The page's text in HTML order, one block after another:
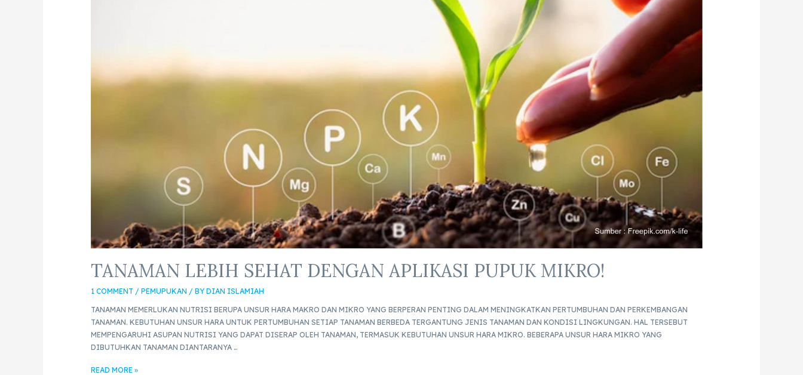
TANAMAN LEBIH SEHAT DENGAN APLIKASI PUPUK MIKRO!
1 COMMENT /PEMUPUKAN / BYDIAN ISLAMIAH
TANAMAN MEMERLUKAN NUTRISI BERUPA UNSUR HARA MAKRO DAN MIKRO YANG BERPERAN PENTING DALAM MENINGKATKAN PERTUMBUHAN DAN PERKEMBANGAN
TANAMAN. KEBUTUHAN UNSUR HARA UNTUK PERTUMBUHAN SETIAP TANAMAN BERBEDA TERGANTUNG JENIS TANAMAN DAN KONDISI LINGKUNGAN. HAL TERSEBUT
MEMPENGARUHI ASUPAN NUTRISI YANG DAPAT DISERAP OLEH TANAMAN, TERMASUK KEBUTUHAN UNSUR HARA MIKRO. BEBERAPA UNSUR HARA MIKRO YANG
DIBUTUHKAN TANAMAN DIANTARANYA …
READ MORE »